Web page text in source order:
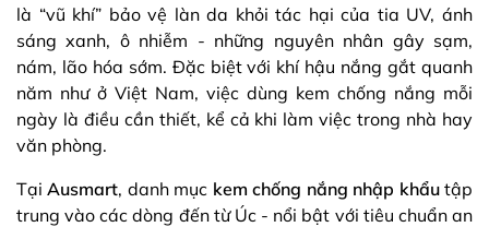
là “vũ khí” bảo vệ làn da khỏi tác hại của tia UV, ánh
sáng xanh, ô nhiễm - những nguyên nhân gây sạm,
nám, lão hóa sớm. Đặc biệt với khí hậu nắng gắt quanh
năm như ở Việt Nam, việc dùng kem chống nắng mỗi
ngày là điều cần thiết, kể cả khi làm việc trong nhà hay
văn phòng.
TạiAusmart, danh mục kem chống nắng nhập khẩutập
trung vào các dòng đến từ Úc - nổi bật với tiêu chuẩn an